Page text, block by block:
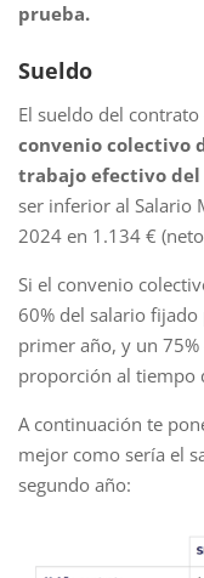
prueba.
Sueldo
El sueldo del
convenio colectivo
trabajo efectivo
ser inferior al Salario
2024 en 1.134 €
Si el convenio
60% del salario
primer año, y un
proporción al tiempo
A continuación te
mejor como sería el
segundo año: